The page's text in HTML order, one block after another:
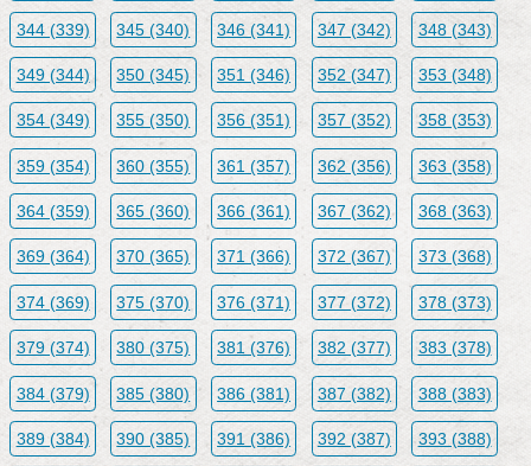
344 (339) 345 (340) 346 (341) 347 (342) 348 (343)
349 (344) 350 (345) 351 (346) 352 (347) 353 (348)
354 (349) 355 (350) 356 (351) 357 (352) 358 (353)
359 (354) 360 (355) 361 (357) 362 (356) 363 (358)
364 (359) 365 (360) 366 (361) 367 (362) 368 (363)
369 (364) 370 (365) 371 (366) 372 (367) 373 (368)
374 (369) 375 (370) 376 (371) 377 (372) 378 (373)
379 (374) 380 (375) 381 (376) 382 (377) 383 (378)
384 (379) 385 (380) 386 (381) 387 (382) 388 (383)
389 (384) 390 (385) 391 (386) 392 (387) 393 (388)